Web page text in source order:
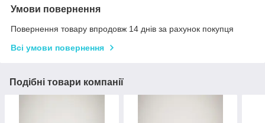
Умови повернення
Повернення товару впродовж 14 днів за рахунок покупця
Всі умови повернення
Подібні товари компанії